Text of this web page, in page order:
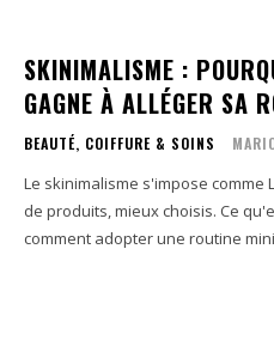
SKINIMALISME :
GAGNE À ALLÉGER SA
BEAUTÉ, COIFFURE & SOINS
Le skinimalisme s'impose comme
de produits, mieux choisis. Ce
comment adopter une routine